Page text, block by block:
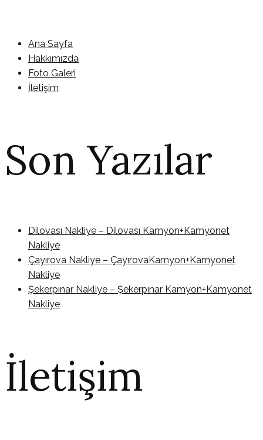
Ana Sayfa
Hakkımızda
Foto Galeri
İletişim
Son Yazılar
Dilovası Nakliye – Dilovası Kamyon+Kamyonet
Nakliye
Çayırova Nakliye – ÇayırovaKamyon+Kamyonet
Nakliye
Şekerpınar Nakliye – Şekerpınar Kamyon+Kamyonet
Nakliye
İletişim